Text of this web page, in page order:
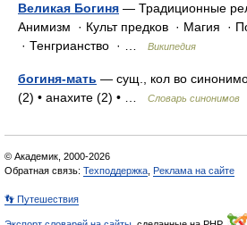
Великая Богиня — Традиционные
Анимизм · Культ предков · Магия ·
· Тенгрианство · …
Википедия
богиня-мать — сущ., кол во
(2) • анахите (2) • …
Словарь синонимов
© Академик, 2000-2026
Обратная связь: Техподдержка Реклама на сайте
👣 Путешествия